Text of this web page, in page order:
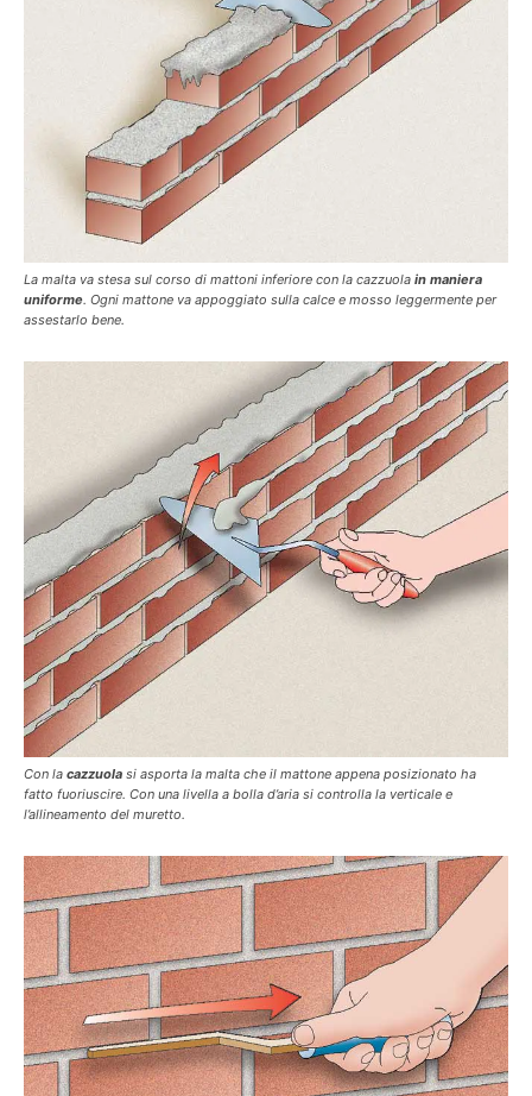
La malta va stesa sul corso di mattoni inferiore con la cazzuola in maniera
uniforme. Ogni mattone va appoggiato sulla calce e mosso leggermente per
assestarlo bene.
Con la cazzuola si asporta la malta che il mattone appena posizionato ha
fatto fuoriuscire. Con una livella a bolla d’aria si controlla la verticale e
l’allineamento del muretto.